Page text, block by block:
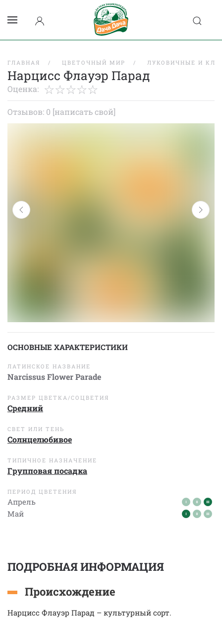
ГЛАВНАЯ ЦВЕТОЧНЫЙ МИР ЛУКОВИЧНЫЕ И
Нарцисс Флауэр Парад
Оценка:
Отзывов: 0 [написать свой]
ОСНОВНЫЕ ХАРАКТЕРИСТИКИ
ЛАТИНСКОЕ НАЗВАНИЕ
Narcissus Flower Parade
РАЗМЕР ЦВЕТКА/СОЦВЕТИЯ
Средний
СВЕТ ИЛИ ТЕНЬ
Солнцелюбивое
ТИПИЧНОЕ НАЗНАЧЕНИЕ
Групповая посадка
ПЕРИОД ЦВЕТЕНИЯ
Апрель
Май
ПОДРОБНАЯ ИНФОРМАЦИЯ
Происхождение
Нарцисс Флауэр Парад – культурный сорт.